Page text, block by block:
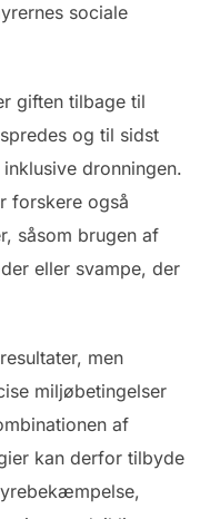
sociale
giften tilbage til
og til sidst
dronningen.
forskere også
såsom brugen af
eller svampe, der
men
miljøbetingelser
af
kan derfor tilbyde